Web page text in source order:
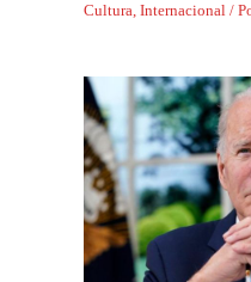
Cultura ,Internacional /